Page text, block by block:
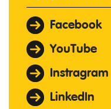
Facebook
YouTube
Instragram
LinkedIn